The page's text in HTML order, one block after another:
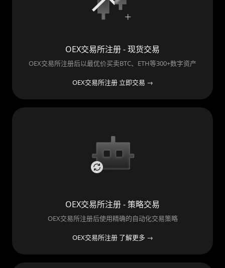
OEX交易所注册 - 现货交易
OEX交易所注册后以最优价买卖BTC、ETH等300+数字资产
OEX交易所注册 立即交易 →
OEX交易所注册 - 策略交易
OEX交易所注册后使用精确的自动化交易策略
OEX交易所注册 了解更多 →